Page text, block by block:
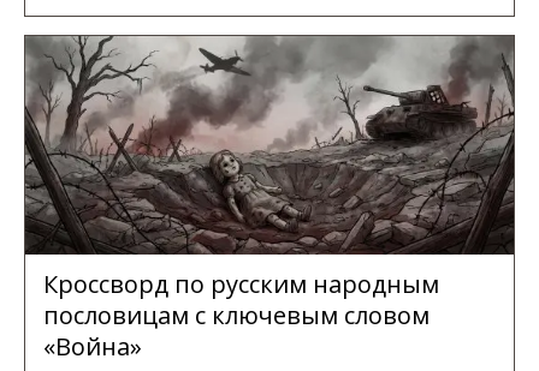
Кроссворд по русским народным
пословицам с ключевым словом
«Война»